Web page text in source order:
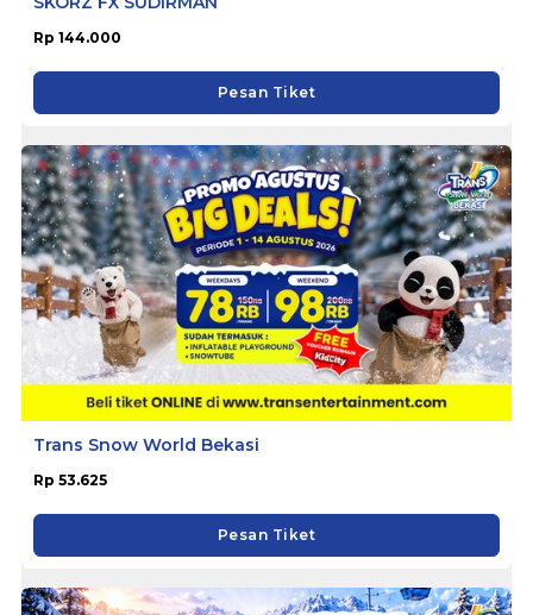
Rp 144.000
Pesan Tiket
Trans Snow World Bekasi
Rp 53.625
Pesan Tiket